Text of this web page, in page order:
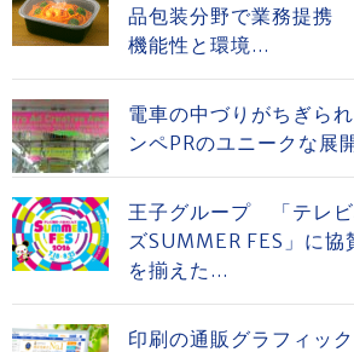
品包装分野で業務提携
機能性と環境...
電車の中づりがちぎら
ンペPRのユニークな
王子グループ 「テレ
ズSUMMER FES」に
を揃えた...
印刷の通販グラフィッ